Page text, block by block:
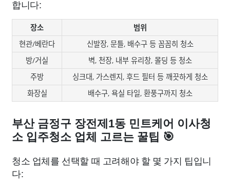
합니다:
장소
범위
현관/베란다
신발장, 문틀, 배수구 등 꼼꼼히 청소
방/거실
벽, 천장, 내부 유리창, 몰딩 등 청소
주방
싱크대, 가스렌지, 후드 필터 등 깨끗하게 청소
화장실
배수구, 욕실 타일, 환풍구까지 청소
부산 금정구 장전제1동 민트케어 이사청
소 입주청소 업체 고르는 꿀팁 🎯
청소 업체를 선택할 때 고려해야 할 몇 가지 팁입니
다: